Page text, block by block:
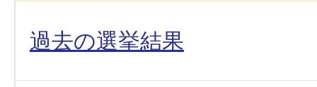
過去の選挙結果